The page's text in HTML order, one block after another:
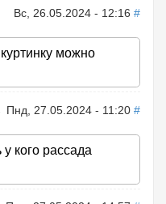
Вс, 26.05.2024 - 12:16 #
можно
Пнд, 27.05.2024 - 11:20 #
кого рассада